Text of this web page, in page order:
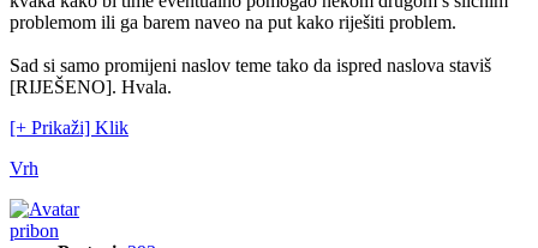
problemom ili ga barem naveo na put kako riješiti problem.
Sad si samo promijeni naslov teme tako da ispred naslova staviš
[RIJEŠENO]. Hvala.
[+ Prikaži] Klik
Vrh
pribon